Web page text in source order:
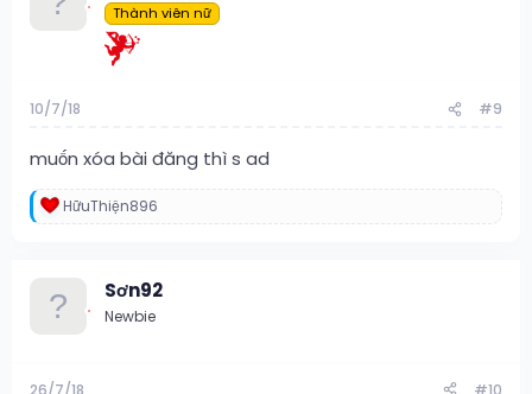
Thành viên nữ
10/7/18 #9
muốn xóa bài đăng thì s ad
R
:
HữuThiện896
Sơn92
Newbie
26/7/18 #10